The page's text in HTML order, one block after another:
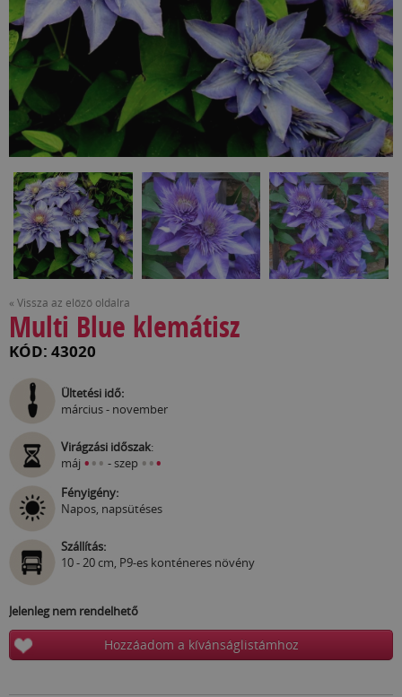
« Vissza az előző oldalra
Multi Blue klemátisz
KÓD: 43020
Ültetési idő:
március - november
Virágzási időszak:
máj ••• - szep •••
Fényigény:
Napos, napsütéses
Szállítás:
10 - 20 cm, P9-es konténeres növény
Jelenleg nem rendelhető
Hozzáadom a kívánságlistámhoz